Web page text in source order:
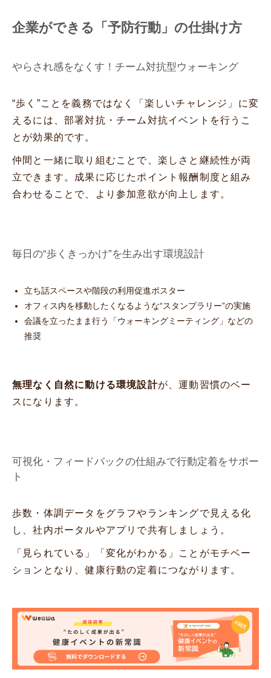
企業ができる「予防行動」の仕掛け方
やらされ感をなくす！チーム対抗型ウォーキング
“歩く”ことを義務ではなく「楽しいチャレンジ」に変
えるには、部署対抗・チーム対抗イベントを行うこ
とが効果的です。
仲間と一緒に取り組むことで、楽しさと継続性が両
立できます。成果に応じたポイント報酬制度と組み
合わせることで、より参加意欲が向上します。
毎日の“歩くきっかけ”を生み出す環境設計
立ち話スペースや階段の利用促進ポスター
オフィス内を移動したくなるような“スタンプラリー”の実施
会議を立ったまま行う「ウォーキングミーティング」などの
推奨
無理なく自然に動ける環境設計が、運動習慣のベー
スになります。
可視化・フィードバックの仕組みで行動定着をサポー
ト
歩数・体調データをグラフやランキングで見える化
し、社内ポータルやアプリで共有しましょう。
「見られている」「変化がわかる」ことがモチベー
ションとなり、健康行動の定着につながります。